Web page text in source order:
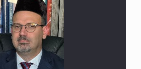
حفل توزيع الشهادات في الجامعة